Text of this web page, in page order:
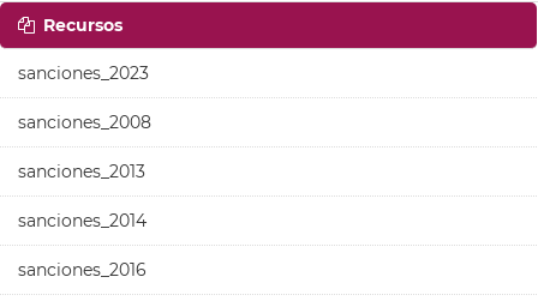
Recursos
sanciones_2023
sanciones_2008
sanciones_2013
sanciones_2014
sanciones_2016